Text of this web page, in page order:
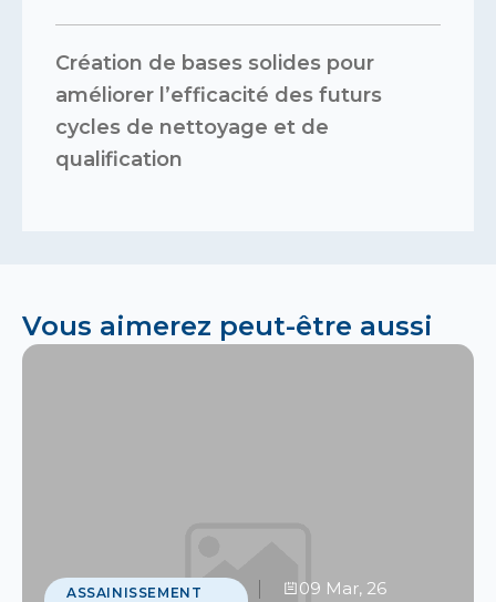
Création de bases solides pour
améliorer l’efficacité des futurs
cycles de nettoyage et de
qualification
Vous aimerez peut-être aussi
ASSAINISSEMENT
09 Mar, 26